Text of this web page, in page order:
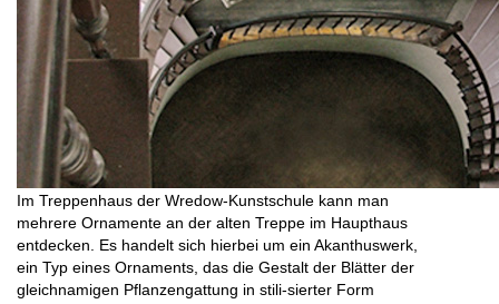
Im Treppenhaus der Wredow-Kunstschule kann man
mehrere Ornamente an der alten Treppe im Haupthaus
entdecken. Es handelt sich hierbei um ein Akanthuswerk,
ein Typ eines Ornaments, das die Gestalt der Blätter der
gleichnamigen Pflanzengattung in stili-sierter Form